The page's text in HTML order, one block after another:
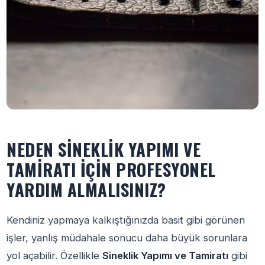
NEDEN SINEKLIK YAPIMI VE
TAMIRATI İÇIN PROFESYONEL
YARDIM ALMALISINIZ?
Kendiniz yapmaya kalkıştığınızda basit gibi görünen
işler, yanlış müdahale sonucu daha büyük sorunlara
yol açabilir. ÖzellikleSineklik Yapımı ve Tamiratı gibi